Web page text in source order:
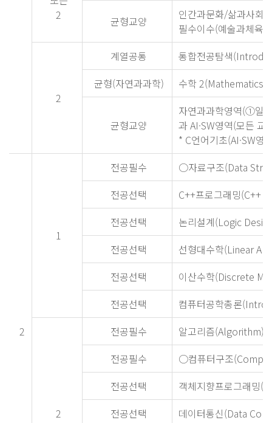
2
균형교양
인간과문화/삶과사회/
필수이수(예술과체육
2
계열공통
통합전공탐색
균형(자연과과학)
수학 2(Mathematics
균형교양
자연과과학영역(①일
과 AI·SW영역(모든
* C언어기초(AI·SW
2
1
전공필수
○자료구조(Data
전공선택
C++프로그래밍(C++
전공선택
논리설계(Logic
전공선택
선형대수학(Linear
전공선택
이산수학(Discrete
전공선택
컴퓨터공학총론
2
전공필수
알고리즘(Algorithm)
전공필수
○컴퓨터구조
전공선택
객체지향프로그래밍
전공선택
데이터통신(Data